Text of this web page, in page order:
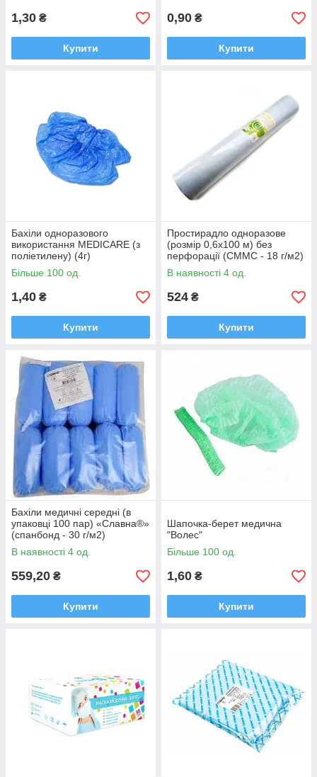
1,30 ₴
Купити
0,90 ₴
Купити
Бахіли одноразового
використання MEDICARE (з
поліетилену) (4г)
Більше 100 од.
1,40 ₴
Купити
Простирадло одноразове
(розмір 0,6х100 м) без
перфорації (СММС - 18 г/м2)
В наявності 4 од.
524 ₴
Купити
Бахіли медичні середні (в
упаковці 100 пар) «Славна®»
(спанбонд - 30 г/м2)
нестерильні
В наявності 4 од.
559,20 ₴
Купити
Шапочка-берет медична
"Волес"
Більше 100 од.
1,60 ₴
Купити